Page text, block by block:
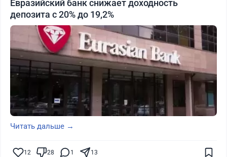
Евразийский банк снижает доходность
депозита с 20% до 19,2%
Читать дальше →
12 28 1 13